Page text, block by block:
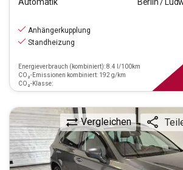
Anhängerkupplung
Standheizung
Energieverbrauch (kombiniert): 8.4 l/100km
CO₂-Emissionen kombiniert: 192 g/km
CO₂-Klasse:
Vergleichen